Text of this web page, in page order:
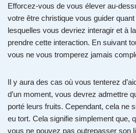
Efforcez-vous de vous élever au-
votre être christique vous guider
lesquelles vous devriez interagir et à
prendre cette interaction. En suivant
vous ne vous tromperez jamais
Il y aura des cas où vous tenterez
d’un moment, vous devrez admettre
porté leurs fruits. Cependant, cela ne
eu tort. Cela signifie simplement que,
vous ne pouvez pas outrepasser son